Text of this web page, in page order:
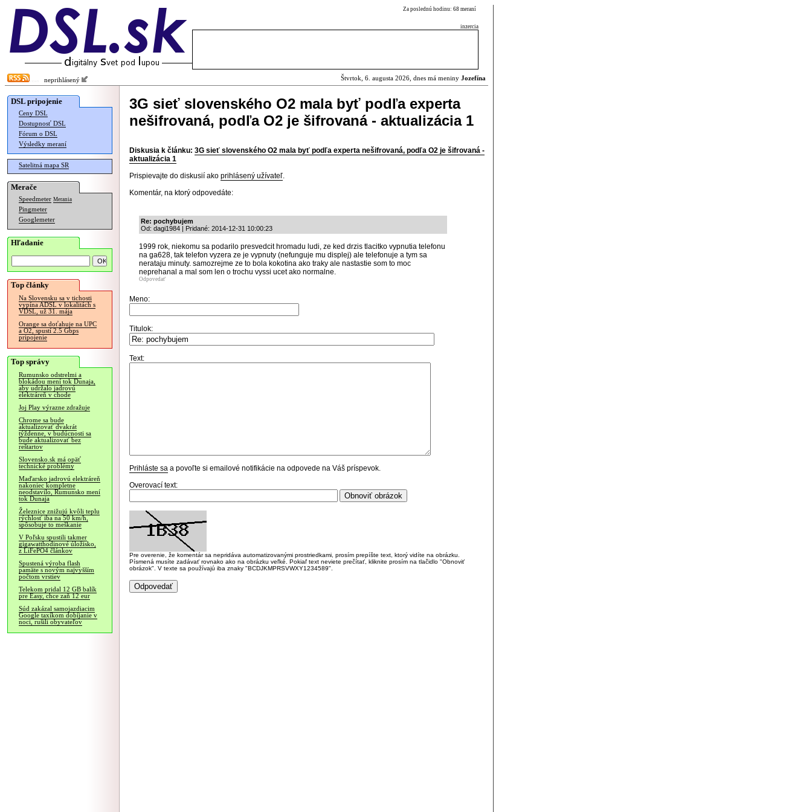
Za poslednú hodinu: 68 meraní
inzercia
neprihlásený Štvrtok, 6. augusta 2026, dnes má meniny Jozefína
DSL pripojenie
Ceny DSL
Dostupnosť DSL
Fórum o DSL
Výsledky meraní
Satelitná mapa SR
Merače
Speedmeter Merania
Pingmeter
Googlemeter
Hľadanie
Top články
Na Slovensku sa v tichosti
vypína ADSL v lokalitách s
VDSL, už 31. mája
Orange sa doťahuje na UPC
a O2, spustí 2.5 Gbps
pripojenie
Top správy
Rumunsko odstrelmi a
blokádou mení tok Dunaja,
aby udržalo jadrovú
elektráreň v chode
Joj Play výrazne zdražuje
Chrome sa bude
aktualizovať dvakrát
týždenne, v budúcnosti sa
bude aktualizovať bez
reštartov
Slovensko.sk má opäť
technické problémy
Maďarsko jadrovú elektráreň
nakoniec kompletne
neodstavilo, Rumunsko mení
tok Dunaja
Železnice znižujú kvôli teplu
rýchlosť iba na 50 km/h,
spôsobuje to meškanie
V Poľsku spustili takmer
gigawatthodinové úložisko,
z LiFePO4 článkov
Spustená výroba flash
pamäte s novým najvyšším
počtom vrstiev
Telekom pridal 12 GB balík
pre Easy, chce zaň 12 eur
Súd zakázal samojazdiacim
Google taxíkom dobíjanie v
noci, rušili obyvateľov
3G sieť slovenského O2 mala byť podľa experta
nešifrovaná, podľa O2 je šifrovaná - aktualizácia 1
Diskusia k článku: 3G sieť slovenského O2 mala byť podľa experta nešifrovaná, podľa O2 je šifrovaná -
aktualizácia 1
Prispievajte do diskusií ako prihlásený užívateľ.
Komentár, na ktorý odpovedáte:
Re: pochybujem
Od: dagi1984 | Pridané: 2014-12-31 10:00:23
1999 rok, niekomu sa podarilo presvedcit hromadu ludi, ze ked drzis tlacitko vypnutia telefonu
na ga628, tak telefon vyzera ze je vypnuty (nefunguje mu displej) ale telefonuje a tym sa
nerataju minuty. samozrejme ze to bola kokotina ako traky ale nastastie som to moc
neprehanal a mal som len o trochu vyssi ucet ako normalne.
Odpovedať
Meno:
Titulok:
Text:
Prihláste sa a povoľte si emailové notifikácie na odpovede na Váš príspevok.
Overovací text:
Pre overenie, že komentár sa nepridáva automatizovanými prostriedkami, prosím prepíšte text, ktorý vidíte na obrázku.
Písmená musíte zadávať rovnako ako na obrázku veľké. Pokiaľ text neviete prečítať, kliknite prosím na tlačidlo "Obnoviť
obrázok". V texte sa používajú iba znaky "BCDJKMPRSVWXY1234589".